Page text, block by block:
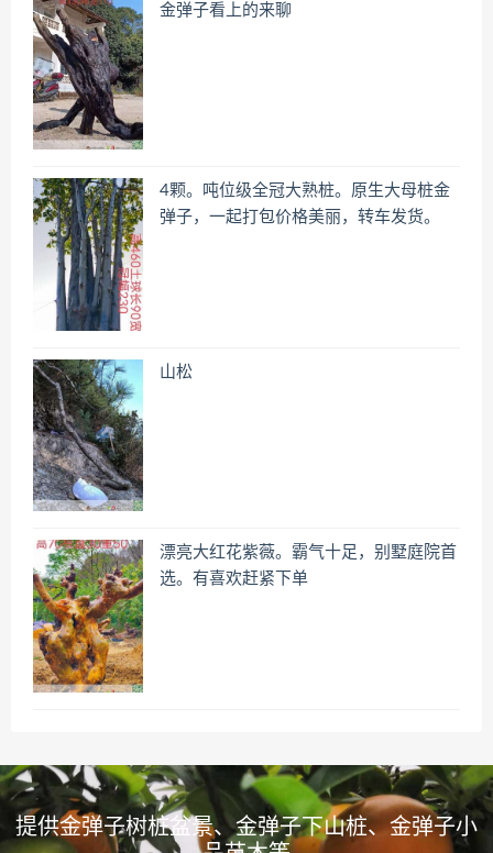
金弹子看上的来聊
4颗。吨位级全冠大熟桩。原生大母桩金
弹子，一起打包价格美丽，转车发货。
山松
漂亮大红花紫薇。霸气十足，别墅庭院首
选。有喜欢赶紧下单
提供金弹子树桩盆景、金弹子下山桩、金弹子小